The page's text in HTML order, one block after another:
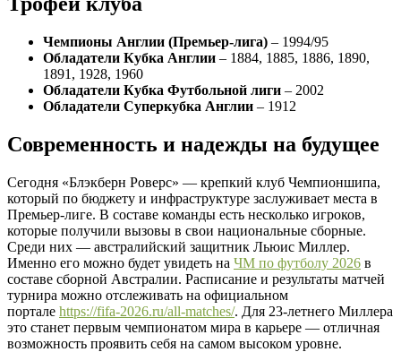
Чемпионы Англии (Премьер-лига) – 1994/95
Обладатели Кубка Англии – 1884, 1885, 1886, 1890,
1891, 1928, 1960
Обладатели Кубка Футбольной лиги – 2002
Обладатели Суперкубка Англии – 1912
Современность и надежды на будущее
Сегодня «Блэкберн Роверс» — крепкий клуб Чемпионшипа,
который по бюджету и инфраструктуре заслуживает места в
Премьер-лиге. В составе команды есть несколько игроков,
которые получили вызовы в свои национальные сборные.
Среди них — австралийский защитник Льюис Миллер.
Именно его можно будет увидеть на ЧМ по футболу 2026 в
составе сборной Австралии. Расписание и результаты матчей
турнира можно отслеживать на официальном
портале https://fifa-2026.ru/all-matches/. Для 23-летнего Миллера
это станет первым чемпионатом мира в карьере — отличная
возможность проявить себя на самом высоком уровне.